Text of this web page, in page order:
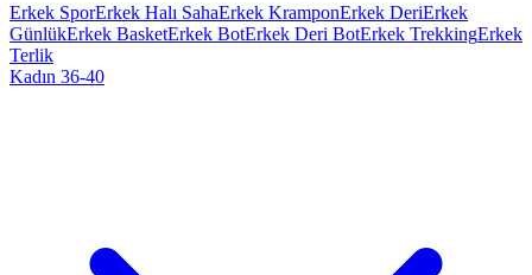
Erkek SporErkek Halı SahaErkek KramponErkek DeriErkek
GünlükErkek BasketErkek BotErkek Deri BotErkek TrekkingErkek
Terlik
Kadın 36-40